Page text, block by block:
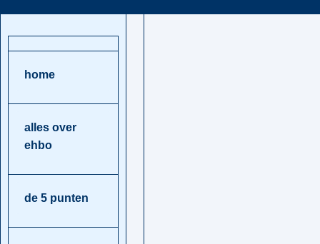
home
alles over
ehbo
de 5 punten